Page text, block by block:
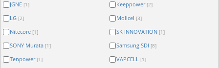
JGNE [1] Keeppower [2]
LG [2] Molicel [3]
Nitecore [1] SK INNOVATION [1]
SONY Murata [1] Samsung SDI [8]
Tenpower [1] VAPCELL [1]